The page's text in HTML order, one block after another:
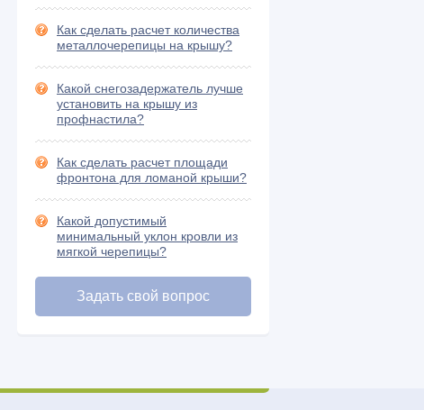
Как сделать расчет количества
металлочерепицы на крышу?
Какой снегозадержатель лучше
установить на крышу из
профнастила?
Как сделать расчет площади
фронтона для ломаной крыши?
Какой допустимый
минимальный уклон кровли из
мягкой черепицы?
Задать свой вопрос